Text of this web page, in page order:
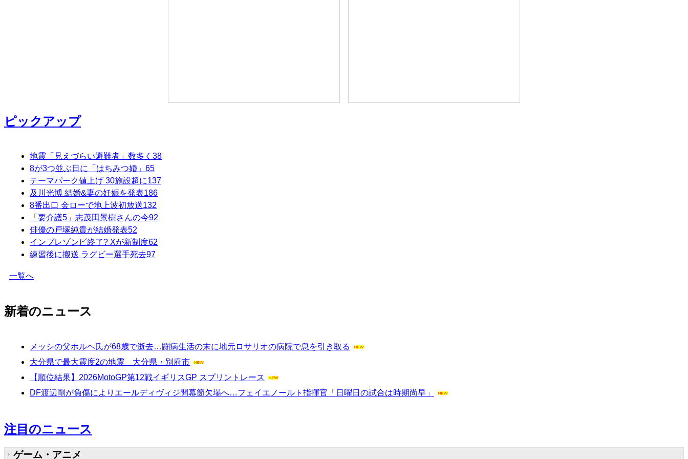
ピックアップ
地震「見えづらい避難者」数多く 38
8が3つ並ぶ日に「はちみつ婚」 65
テーマパーク値上げ 30施設超に137
及川光博 結婚&妻の妊娠を発表186
8番出口 金ローで地上波初放送132
「要介護5」志茂田景樹さんの今92
俳優の戸塚純貴が結婚発表52
インプレゾンビ終了? Xが新制度62
練習後に搬送 ラグビー選手死去97
一覧へ
新着のニュース
メッシの父ホルヘ氏が68歳で逝去…闘病生活の末に地元ロサリオの病院で息を引き取る
大分県で最大震度2の地震 大分県・別府市
【順位結果】2026MotoGP第12戦イギリスGP スプリントレース
DF渡辺剛が負傷によりエールディヴィジ開幕節欠場へ…フェイエノールト指揮官「日曜日の試合は時期尚早」
注目のニュース
ゲーム・アニメ